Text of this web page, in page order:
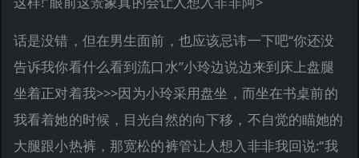
话是没错，但在男生面前，也应该忌讳一下吧“你还没
告诉我你看什么看到流口水”小玲边说边来到床上盘腿
坐着正对着我>>>因为小玲采用盘坐，而坐在书桌前的
我看着她的时候，目光自然的向下移，不自觉的瞄她的
大腿跟小热裤，那宽松的裤管让人想入非非我回说:“我